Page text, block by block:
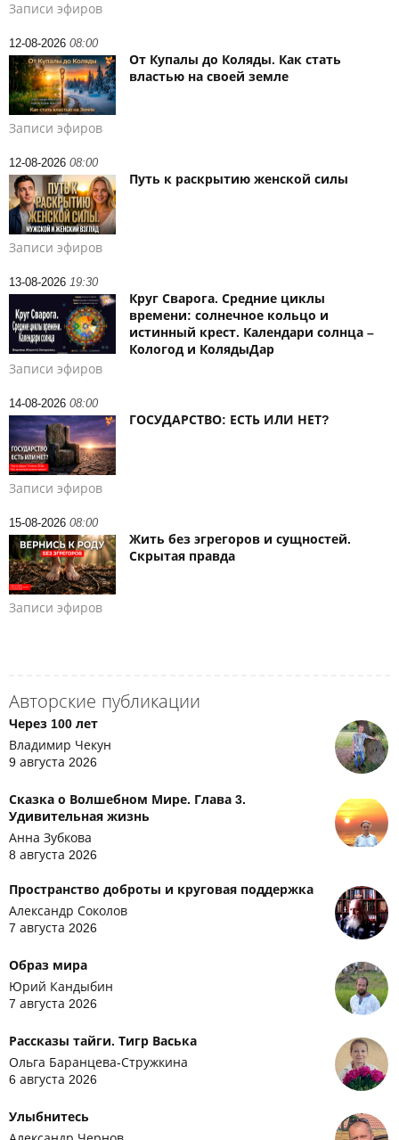
Записи эфиров
12-08-2026 08:00
От Купалы до Коляды. Как стать
властью на своей земле
Записи эфиров
12-08-2026 08:00
Путь к раскрытию женской силы
Записи эфиров
13-08-2026 19:30
Круг Сварога. Средние циклы
времени: солнечное кольцо и
истинный крест. Календари солнца –
Кологод и КолядыДар
Записи эфиров
14-08-2026 08:00
ГОСУДАРСТВО: ЕСТЬ ИЛИ НЕТ?
Записи эфиров
15-08-2026 08:00
Жить без эгрегоров и сущностей.
Скрытая правда
Записи эфиров
Авторские публикации
Через 100 лет
Владимир Чекун
9 августа 2026
Сказка о Волшебном Мире. Глава 3.
Удивительная жизнь
Анна Зубкова
8 августа 2026
Пространство доброты и круговая поддержка
Александр Соколов
7 августа 2026
Образ мира
Юрий Кандыбин
7 августа 2026
Рассказы тайги. Тигр Васька
Ольга Баранцева-Стружкина
6 августа 2026
Улыбнитесь